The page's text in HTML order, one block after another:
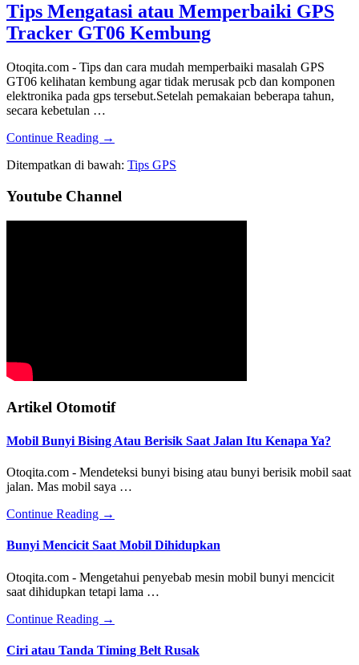
GPS-
Trace
Com
Tips Mengatasi atau Memperbaiki GPS
Tracker GT06 Kembung
Otoqita.com - Tips dan cara mudah memperbaiki masalah GPS
GT06 kelihatan kembung agar tidak merusak pcb dan komponen
elektronika pada gps tersebut.Setelah pemakaian beberapa tahun,
secara kebetulan …
Continue Reading about
Mengatasi
Memperbaiki
Tracker
→
Ditempatkan di bawah: Tips GPS
Sidebar
Utama
Youtube Channel
Artikel Otomotif
Mobil Bunyi Bising Atau Berisik Saat Jalan Itu Kenapa Ya?
Otoqita.com - Mendeteksi bunyi bising atau bunyi berisik mobil saat
jalan. Mas mobil saya …
Continue Reading about
Bunyi
Atau
Berisik
Saat
Itu
Kenapa
Ya?
→
Bunyi Mencicit Saat Mobil Dihidupkan
Otoqita.com - Mengetahui penyebab mesin mobil bunyi mencicit
saat dihidupkan tetapi lama …
Continue Reading about
Mencicit
→
Ciri atau Tanda Timing Belt Rusak